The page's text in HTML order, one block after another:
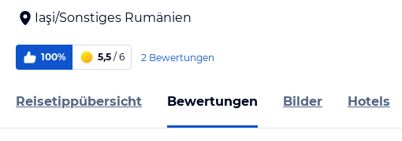
Iaşi/Sonstiges Rumänien
100% 5,5 / 6 2 Bewertungen
Reisetippübersicht Bewertungen Bilder Hotels